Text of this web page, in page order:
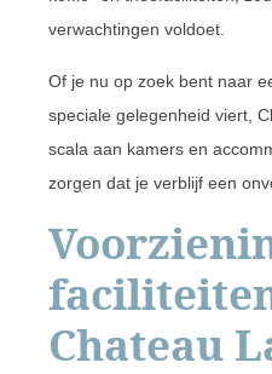
verwachtingen voldoet.
Of je nu op zoek bent naar
speciale gelegenheid viert,
scala aan kamers en
zorgen dat je verblijf een
Chateau